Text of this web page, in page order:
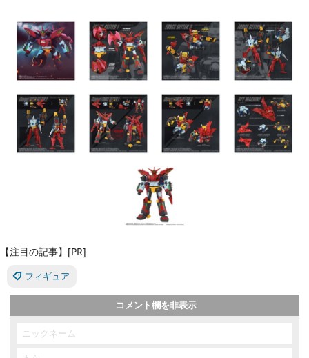
【注目の記事】[PR]
フィギュア
コメント欄を非表示